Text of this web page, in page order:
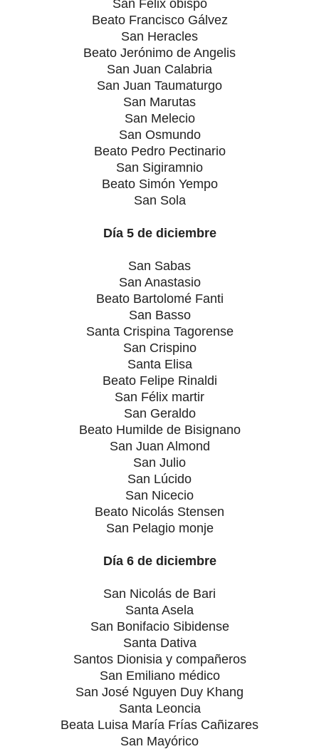
San Félix obispo
Beato Francisco Gálvez
San Heracles
Beato Jerónimo de Angelis
San Juan Calabria
San Juan Taumaturgo
San Marutas
San Melecio
San Osmundo
Beato Pedro Pectinario
San Sigiramnio
Beato Simón Yempo
San Sola
Día 5 de diciembre
San Sabas
San Anastasio
Beato Bartolomé Fanti
San Basso
Santa Crispina Tagorense
San Crispino
Santa Elisa
Beato Felipe Rinaldi
San Félix martir
San Geraldo
Beato Humilde de Bisignano
San Juan Almond
San Julio
San Lúcido
San Nicecio
Beato Nicolás Stensen
San Pelagio monje
Día 6 de diciembre
San Nicolás de Bari
Santa Asela
San Bonifacio Sibidense
Santa Dativa
Santos Dionisia y compañeros
San Emiliano médico
San José Nguyen Duy Khang
Santa Leoncia
Beata Luisa María Frías Cañizares
San Mayórico